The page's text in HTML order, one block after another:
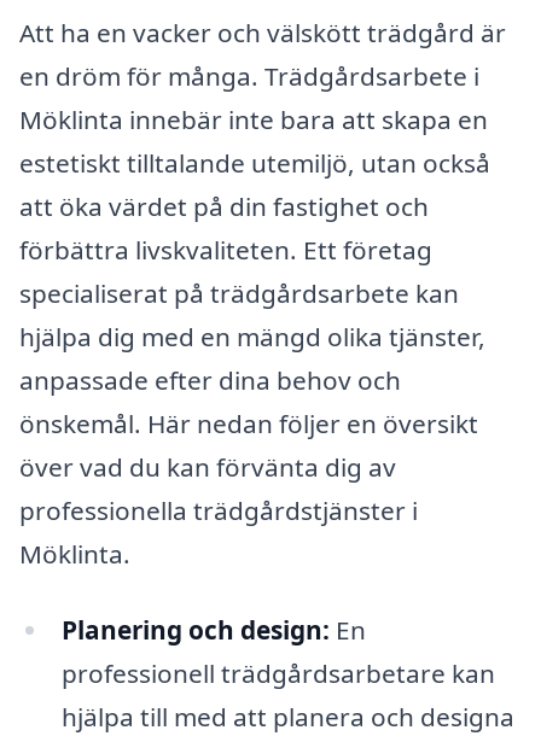
Att ha en vacker och välskött trädgård är
en dröm för många. Trädgårdsarbete i
Möklinta innebär inte bara att skapa en
estetiskt tilltalande utemiljö, utan också
att öka värdet på din fastighet och
förbättra livskvaliteten. Ett företag
specialiserat på trädgårdsarbete kan
hjälpa dig med en mängd olika tjänster,
anpassade efter dina behov och
önskemål. Här nedan följer en översikt
över vad du kan förvänta dig av
professionella trädgårdstjänster i
Möklinta.
Planering och design: En
professionell trädgårdsarbetare kan
hjälpa till med att planera och designa